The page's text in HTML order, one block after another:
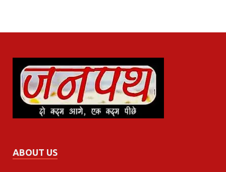
ABOUT US